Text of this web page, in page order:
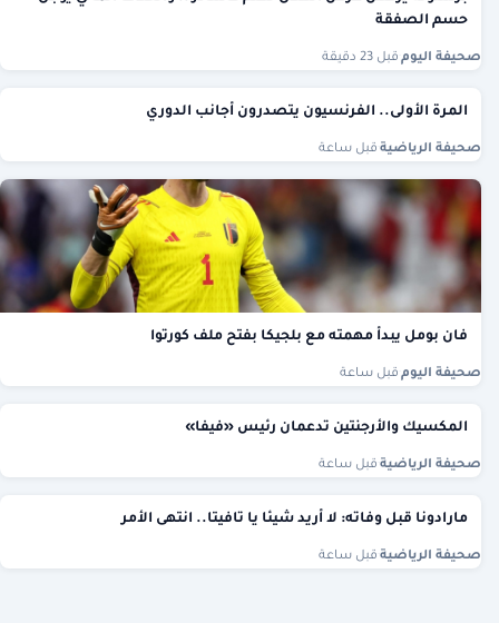
حسم الصفقة
صحيفة اليوم قبل 23 دقيقة
المرة الأولى.. الفرنسيون يتصدرون أجانب الدوري
صحيفة الرياضية قبل ساعة
فان بومل يبدأ مهمته مع بلجيكا بفتح ملف كورتوا
صحيفة اليوم قبل ساعة
المكسيك والأرجنتين تدعمان رئيس «فيفا»
صحيفة الرياضية قبل ساعة
مارادونا قبل وفاته: لا أريد شيئا يا تافيتا.. انتهى الأمر
صحيفة الرياضية قبل ساعة